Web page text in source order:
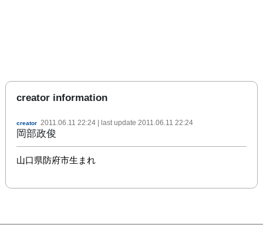
creator information
creator 2011.06.11 22:24 | last update 2011.06.11 22:24
岡部政俊
山口県防府市生まれ